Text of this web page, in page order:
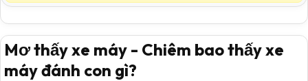
Mơ thấy xe máy - Chiêm bao thấy xe
máy đánh con gì?